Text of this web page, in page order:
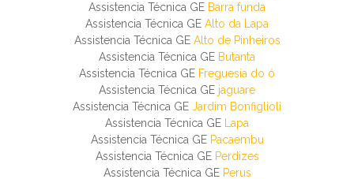
Assistencia Técnica GE Barra funda
Assistencia Técnica GE Alto da Lapa
Assistencia Técnica GE Alto de Pinheiros
Assistencia Técnica GE Butanta
Assistencia Técnica GE Freguesia do ó
Assistencia Técnica GE jaguare
Assistencia Técnica GE Jardim Bonfiglioli
Assistencia Técnica GE
Lapa
Assistencia Técnica GE Pacaembu
Assistencia Técnica GE Perdizes
Assistencia Técnica GE Perus